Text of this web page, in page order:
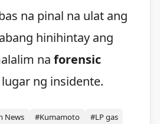
na pinal na ulat ang
hinihintay ang
na forensic
lugar ng insidente.
News #Kumamoto
#LP gas